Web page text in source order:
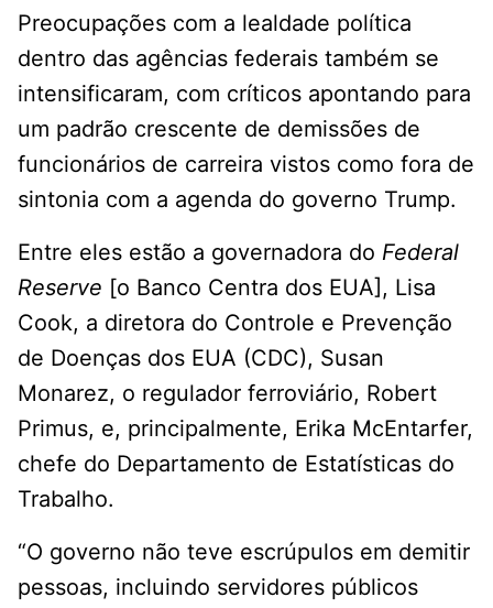
Preocupações com a lealdade política
dentro das agências federais também se
intensificaram, com críticos apontando para
um padrão crescente de demissões de
funcionários de carreira vistos como fora de
sintonia com a agenda do governo Trump.
Entre eles estão a governadora do Federal
Reserve [o Banco Centra dos EUA], Lisa
Cook, a diretora do Controle e Prevenção
de Doenças dos EUA (CDC), Susan
Monarez, o regulador ferroviário, Robert
Primus, e, principalmente, Erika McEntarfer,
chefe do Departamento de Estatísticas do
Trabalho.
“O governo não teve escrúpulos em demitir
pessoas, incluindo servidores públicos